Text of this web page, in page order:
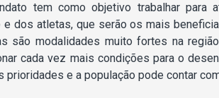
tem como objetivo trabalhar
e dos atletas, que serão os mais
são modalidades muito fortes na
cada vez mais condições para o
prioridades e a população pode contar